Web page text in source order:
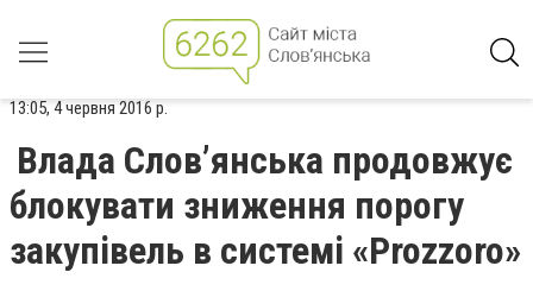
13:05, 4 червня 2016 р.
Влада Слов’янська продовжує
блокувати зниження порогу
закупівель в системі «Prozzoro»